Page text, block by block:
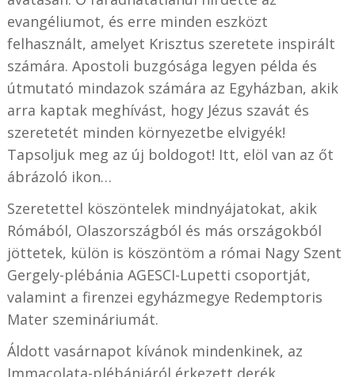
evangéliumot, és erre minden eszközt
felhasznált, amelyet Krisztus szeretete inspirált
számára. Apostoli buzgósága legyen példa és
útmutató mindazok számára az Egyházban, akik
arra kaptak meghívást, hogy Jézus szavát és
szeretetét minden környezetbe elvigyék!
Tapsoljuk meg az új boldogot! Itt, elöl van az őt
ábrázoló ikon…
Szeretettel köszöntelek mindnyájatokat, akik
Rómából, Olaszországból és más országokból
jöttetek, külön is köszöntöm a római Nagy Szent
Gergely-plébánia AGESCI-Lupetti csoportját,
valamint a firenzei egyházmegye Redemptoris
Mater szemináriumát.
Áldott vasárnapot kívánok mindenkinek, az
Immacolata-plébániáról érkezett derék